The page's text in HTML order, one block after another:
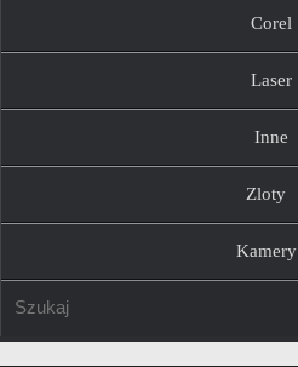
Corel
Laser
Inne
Zloty
Kamery